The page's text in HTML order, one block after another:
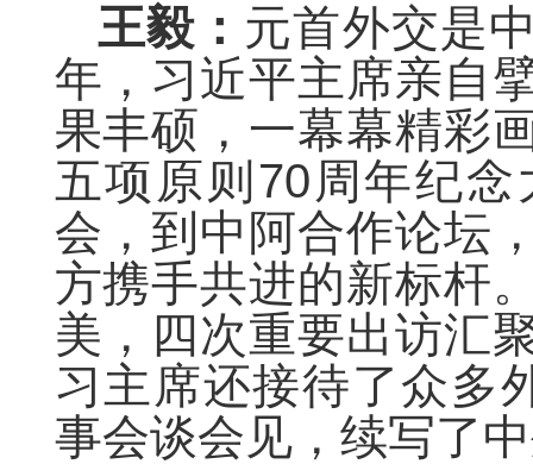
王毅： 元首外交是
年，习近平主席亲自
果丰硕，一幕幕精彩
五项原则70周年纪
会，到中阿合作论坛
方携手共进的新标杆
美，四次重要出访汇
习主席还接待了众多
事会谈会见，续写了